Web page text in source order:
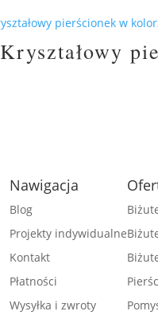
Kryształowy
Nawigacja
Blog
Projekty indywidualne
Kontakt
Płatności
Wysyłka i zwroty